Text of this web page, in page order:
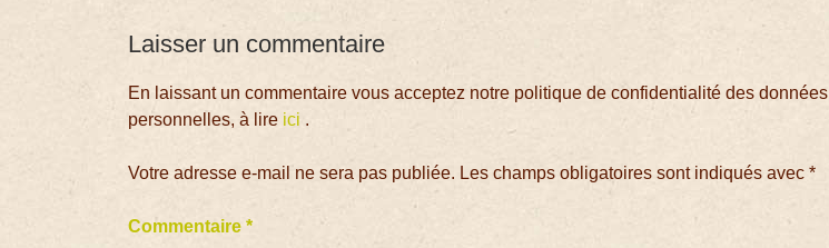
Laisser un commentaire
En laissant un commentaire vous acceptez notre politique de confidentialité des données
personnelles, à lire ici .
Votre adresse e-mail ne sera pas publiée. Les champs obligatoires sont indiqués avec*
Commentaire*